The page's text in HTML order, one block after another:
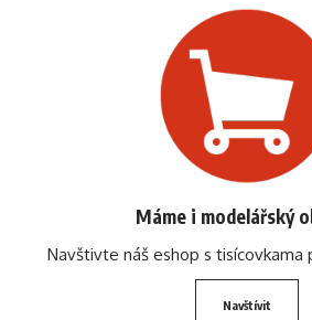
Máme i modelářský
Navštivte náš eshop s tisícovkama
Navštívit